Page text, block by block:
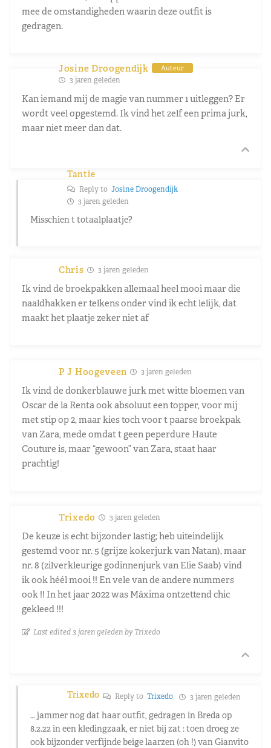
mee de omstandigheden waarin deze outfit is
gedragen.
Josine Droogendijk Auteur
3 jaren geleden
Kan iemand mij de magie van nummer 1 uitleggen? Er
wordt veel opgestemd. Ik vind het zelf een prima jurk,
maar niet meer dan dat.
Tantie
Reply to Josine Droogendijk
3 jaren geleden
Misschien t totaalplaatje?
Chris 3 jaren geleden
Ik vind de broekpakken allemaal heel mooi maar die
naaldhakken er telkens onder vind ik echt lelijk, dat
maakt het plaatje zeker niet af
P J Hoogeveen 3 jaren geleden
Ik vind de donkerblauwe jurk met witte bloemen van
Oscar de la Renta ook absoluut een topper, voor mij
met stip op 2, maar kies toch voor t paarse broekpak
van Zara, mede omdat t geen peperdure Haute
Couture is, maar “gewoon” van Zara, staat haar
prachtig!
Trixedo 3 jaren geleden
De keuze is echt bijzonder lastig; heb uiteindelijk
gestemd voor nr. 5 (grijze kokerjurk van Natan), maar
nr. 8 (zilverkleurige godinnenjurk van Elie Saab) vind
ik ook héél mooi !! En vele van de andere nummers
ook !! In het jaar 2022 was Máxima ontzettend chic
gekleed !!!
Last edited 3 jaren geleden by Trixedo
Trixedo Reply to Trixedo 3 jaren geleden
… jammer nog dat haar outfit, gedragen in Breda op
8.2.22 in een kledingzaak, er niet bij zat : toen droeg ze
ook bijzonder verfijnde beige laarzen (oh !) van Gianvito